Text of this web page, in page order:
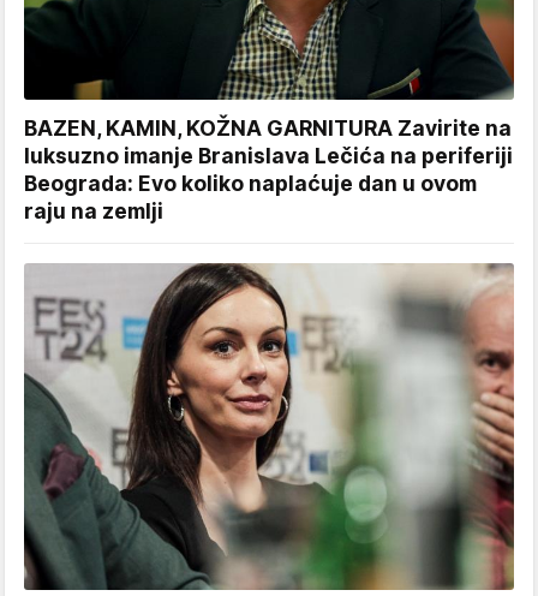
BAZEN, KAMIN, KOŽNA GARNITURA Zavirite na
luksuzno imanje Branislava Lečića na periferiji
Beograda: Evo koliko naplaćuje dan u ovom
raju na zemlji